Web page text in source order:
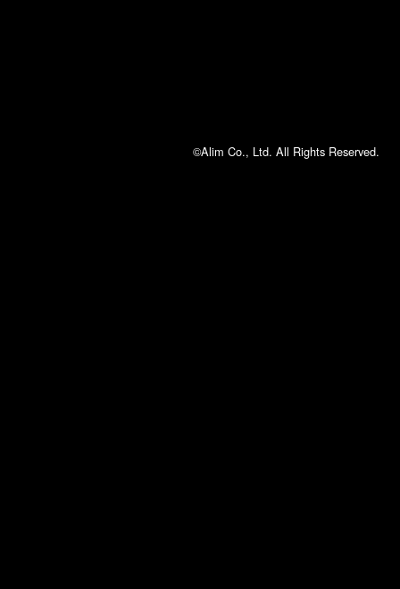
©Alim Co., Ltd. All Rights Reserved.